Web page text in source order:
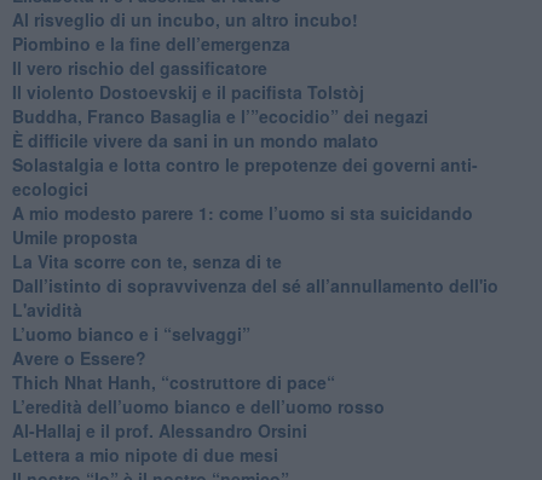
Al risveglio di un incubo, un altro incubo!
​Piombino e la fine dell’emergenza
​Il vero rischio del gassificatore
​Il violento Dostoevskij e il pacifista Tolstòj
​Buddha, Franco Basaglia e l’”ecocidio” dei negazi
​È difficile vivere da sani in un mondo malato
Solastalgia e lotta contro le prepotenze dei governi anti-
ecologici
​A mio modesto parere 1: come l’uomo si sta suicidando
​Umile proposta
​La Vita scorre con te, senza di te
​Dall’istinto di sopravvivenza del sé all’annullamento dell'io
L'avidità
​L’uomo bianco e i “selvaggi”
​Avere o Essere?
​Thich Nhat Hanh, “costruttore di pace“
​L’eredità dell’uomo bianco e dell’uomo rosso
Al-Hallaj e il prof. Alessandro Orsini
​Lettera a mio nipote di due mesi